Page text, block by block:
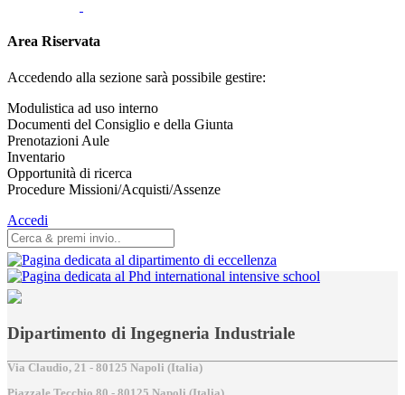
Area Riservata
Accedendo alla sezione sarà possibile gestire:
Modulistica ad uso interno
Documenti del Consiglio e della Giunta
Prenotazioni Aule
Inventario
Opportunità di ricerca
Procedure Missioni/Acquisti/Assenze
Accedi
Dipartimento di Ingegneria Industriale
Via Claudio, 21 - 80125 Napoli (Italia)